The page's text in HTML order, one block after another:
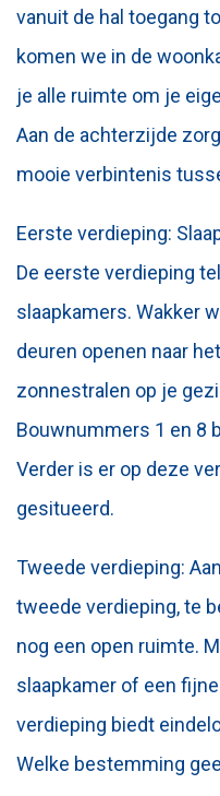
vanuit de hal toegang
komen we in de
je alle ruimte om je
Aan de achterzijde
mooie verbintenis
Eerste verdieping:
De eerste verdieping
slaapkamers. Wakker
deuren openen naar
zonnestralen op je
Bouwnummers 1 en 8
Verder is er op deze
gesitueerd.
Tweede verdieping:
tweede verdieping, te
nog een open ruimte.
slaapkamer of een
verdieping biedt
Welke bestemming